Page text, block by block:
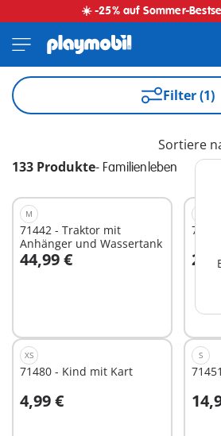
☀️ -25% auf Sommer-
Filter (1)
133 Produkte- Familienleben
Sortiere
M
71442 - Traktor mit
Anhänger und Wassertank
44,99 €
In den Warenkorb
XS
71480 - Kind mit Kart
4,99 €
In den Warenkorb
S